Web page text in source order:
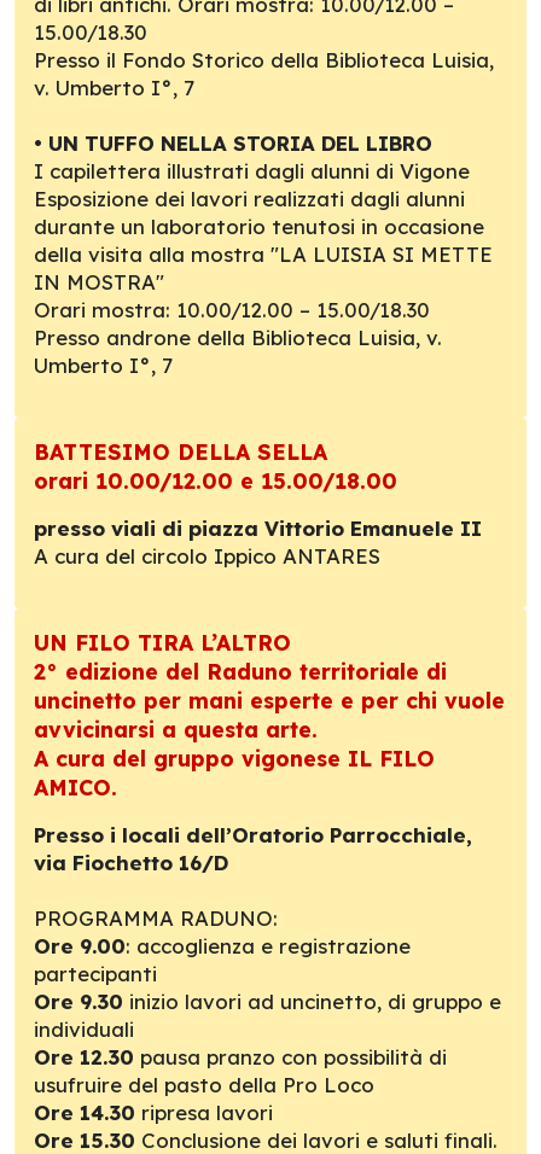
15.00/18.30
Presso il Fondo Storico della Biblioteca Luisia,
v. Umberto I°, 7
• UN TUFFO NELLA STORIA DEL LIBRO
I capilettera illustrati dagli alunni di Vigone
Esposizione dei lavori realizzati dagli alunni
durante un laboratorio tenutosi in occasione
della visita alla mostra "LA LUISIA SI METTE
IN MOSTRA"
Orari mostra: 10.00/12.00 – 15.00/18.30
Presso androne della Biblioteca Luisia, v.
Umberto I°, 7
BATTESIMO DELLA SELLA
orari 10.00/12.00 e 15.00/18.00
presso viali di piazza Vittorio Emanuele II
A cura del circolo Ippico ANTARES
UN FILO TIRA L’ALTRO
2° edizione del Raduno territoriale di
uncinetto per mani esperte e per chi vuole
avvicinarsi a questa arte.
A cura del gruppo vigonese IL FILO
AMICO.
Presso i locali dell’Oratorio Parrocchiale,
via Fiochetto 16/D
PROGRAMMA RADUNO:
Ore 9.00: accoglienza e registrazione
partecipanti
Ore 9.30 inizio lavori ad uncinetto, di gruppo e
individuali
Ore 12.30 pausa pranzo con possibilità di
usufruire del pasto della Pro Loco
Ore 14.30 ripresa lavori
Ore 15.30 Conclusione dei lavori e saluti finali.